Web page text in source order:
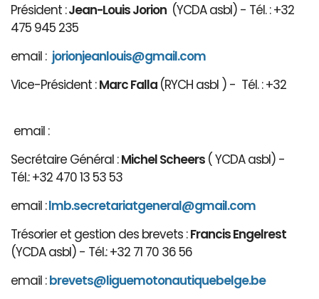
Président :Jean-Louis Jorion (YCDA asbl) - Tél. : +32
475 945 235
email : jorionjeanlouis@gmail.com
Vice-Président :Marc Falla (RYCH asbl ) - Tél. : +32
email :
Secrétaire Général :Michel Scheers ( YCDA asbl) -
Tél.: +32 470 13 53 53
email :lmb.secretariatgeneral@gmail.com
Trésorier et gestion des brevets :Francis Engelrest
(YCDA asbl) - Tél.: +32 71 70 36 56
email :brevets@liguemotonautiquebelge.be